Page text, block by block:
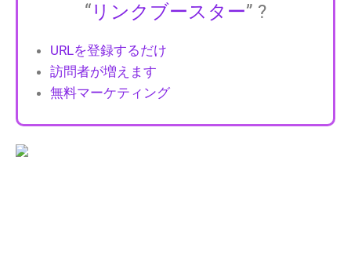
“リンクブースター” ?
URLを登録するだけ
訪問者が増えます
無料マーケティング